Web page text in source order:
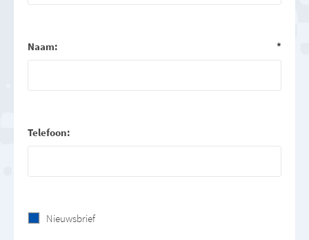
Naam: *
Telefoon:
Nieuwsbrief